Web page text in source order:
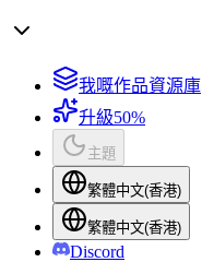
我嘅作品資源庫
升級50%
主題
繁體中文(香港)
繁體中文(香港)
Discord